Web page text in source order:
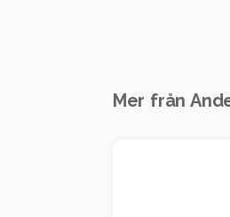
Mer från